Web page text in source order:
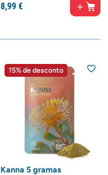
8,99€
15% de desconto
Kanna 5 gramas